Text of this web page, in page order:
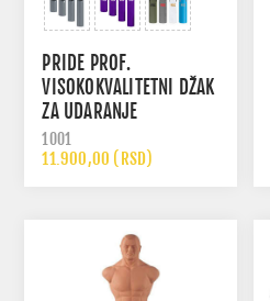
PRIDE PROF.
VISOKOKVALITETNI DŽAK
ZA UDARANJE
1001
11.900,00 (RSD)